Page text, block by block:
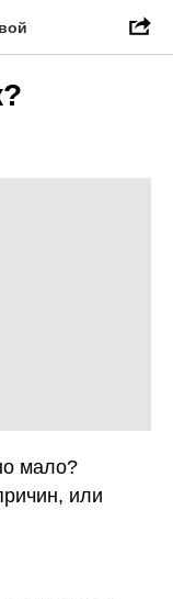
мало?
или